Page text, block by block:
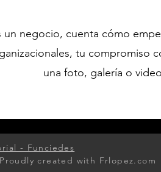
un negocio, cuenta cómo
tu compromiso
una foto, galería o
- Funciedes​
created with Frlopez.com